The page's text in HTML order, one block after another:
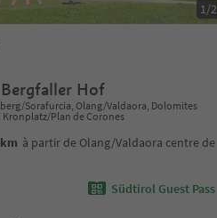
1/2
Bergfaller Hof
Sorafurcia, Olang/Valdaora, Dolomites
Kronplatz/Plan de Corones
à partir de Olang/Valdaora centre de
Südtirol Guest Pass